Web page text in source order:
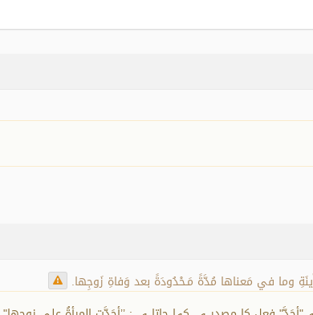
وما في مَعناها مُدَّةً مَـحْدُودَةً بعد وَفاةِ زَوجِها.